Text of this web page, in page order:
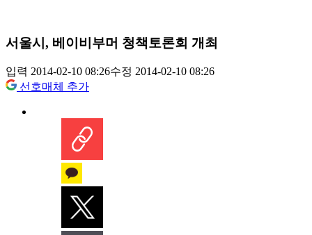
서울시, 베이비부머 청책토론회 개최
입력 2014-02-10 08:26수정 2014-02-10 08:26
선호매체 추가